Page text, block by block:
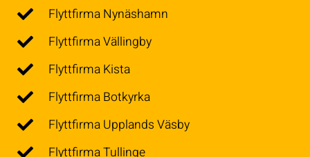
Flyttfirma Nynäshamn
Flyttfirma Vällingby
Flyttfirma Kista
Flyttfirma Botkyrka
Flyttfirma Upplands Väsby
Flyttfirma Tullinge